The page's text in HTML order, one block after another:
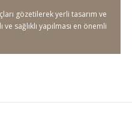
gözetilerek yerli tasarım ve
sağlıklı yapılması en önemli